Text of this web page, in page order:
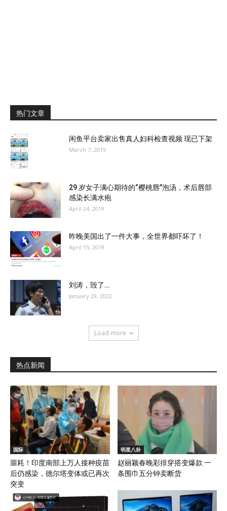
热门文章
闲鱼平台卖家出售真人妇科检查视频 现已下架
March 7, 2019
29 岁女子满心期待的“樱桃唇”泡汤，术后唇部
感染长满水疱
April 24, 2019
昨晚美国出了一件大事，全世界都吓坏了！
April 15, 2019
刘涛，毁了…
January 29, 2022
Load more
热点新闻
国际
噩耗！印度南部上万人接种疫苗
后仍感染，德尔塔变体或已再次
突变
明星八卦
赵丽颖春晚彩排穿搭变爆款 一
条围巾五分钟卖断货